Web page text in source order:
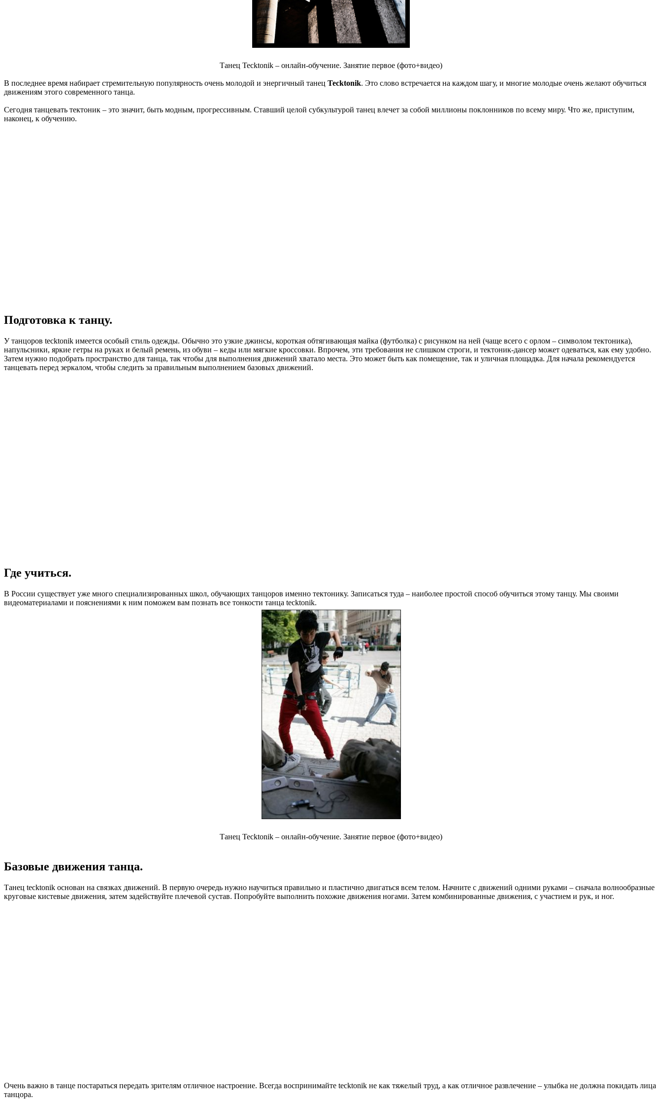
Танец Tecktonik – онлайн-обучение. Занятие первое (фото+видео)
В последнее время набирает стремительную популярность очень молодой и энергичный танец Tecktonik. Это слово встречается на каждом шагу, и многие молодые очень желают обучиться
движениям этого современного танца.
Сегодня танцевать тектоник – это значит, быть модным, прогрессивным. Ставший целой субкультурой танец влечет за собой миллионы поклонников по всему миру. Что же, приступим,
наконец, к обучению.
Подготовка к танцу.
У танцоров tecktonik имеется особый стиль одежды. Обычно это узкие джинсы, короткая обтягивающая майка (футболка) с рисунком на ней (чаще всего с орлом – символом тектоника),
напульсники, яркие гетры на руках и белый ремень, из обуви – кеды или мягкие кроссовки. Впрочем, эти требования не слишком строги, и тектоник-дансер может одеваться, как ему удобно.
Затем нужно подобрать пространство для танца, так чтобы для выполнения движений хватало места. Это может быть как помещение, так и уличная площадка. Для начала рекомендуется
танцевать перед зеркалом, чтобы следить за правильным выполнением базовых движений.
Где учиться.
В России существует уже много специализированных школ, обучающих танцоров именно тектонику. Записаться туда – наиболее простой способ обучиться этому танцу. Мы своими
видеоматериалами и пояснениями к ним поможем вам познать все тонкости танца tecktonik.
Танец Tecktonik – онлайн-обучение. Занятие первое (фото+видео)
Базовые движения танца.
Танец tecktonik основан на связках движений. В первую очередь нужно научиться правильно и пластично двигаться всем телом. Начните с движений одними руками – сначала волнообразные
круговые кистевые движения, затем задействуйте плечевой сустав. Попробуйте выполнить похожие движения ногами. Затем комбинированные движения, с участием и рук, и ног.
Очень важно в танце постараться передать зрителям отличное настроение. Всегда воспринимайте tecktonik не как тяжелый труд, а как отличное развлечение – улыбка не должна покидать лица
танцора.